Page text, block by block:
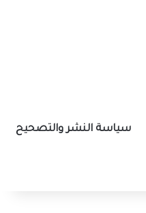
سياسة النشر والتصحيح